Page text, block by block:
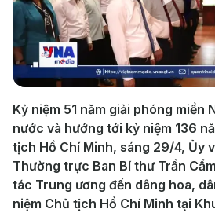
Kỷ niệm 51 năm giải phóng miền
nước và hướng tới kỷ niệm 136
tịch Hồ Chí Minh, sáng 29/4, Ủy
Thường trực Ban Bí thư Trần
tác Trung ương đến dâng hoa,
niệm Chủ tịch Hồ Chí Minh tại